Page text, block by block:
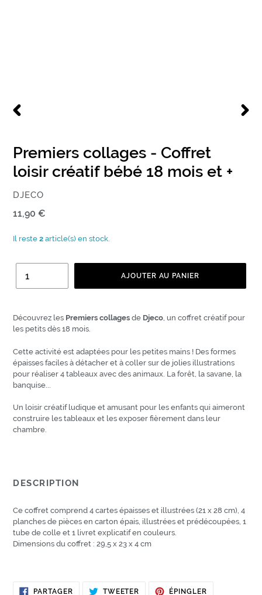
Premiers collages - Coffret
loisir créatif bébé 18 mois et +
ÉDITEUR
DJECO
Prix
11,90 €
Il reste 2 article(s) en stock.
AJOUTER AU PANIER
Découvrez les Premiers collages de Djeco, un coffret créatif pour
les petits dès 18 mois.
Cette activité est adaptées pour les petites mains ! Des formes
épaisses faciles à détacher et à coller sur de jolies illustrations
pour réaliser 4 tableaux avec des animaux. La forêt, la savane, la
banquise...
Un loisir créatif ludique et amusant pour les enfants qui aimeront
construire les tableaux et les exposer fièrement dans leur
chambre.
DESCRIPTION
Ce coffret comprend 4 cartes épaisses et illustrées (21 x 28 cm), 4
planches de pièces en carton épais, illustrées et prédécoupées, 1
tube de colle et 1 livret explicatif en couleurs.
Dimensions du coffret : 29,5 x 23 x 4 cm
PARTAGERPARTAGERTWEETER TWEETERÉPINGLER